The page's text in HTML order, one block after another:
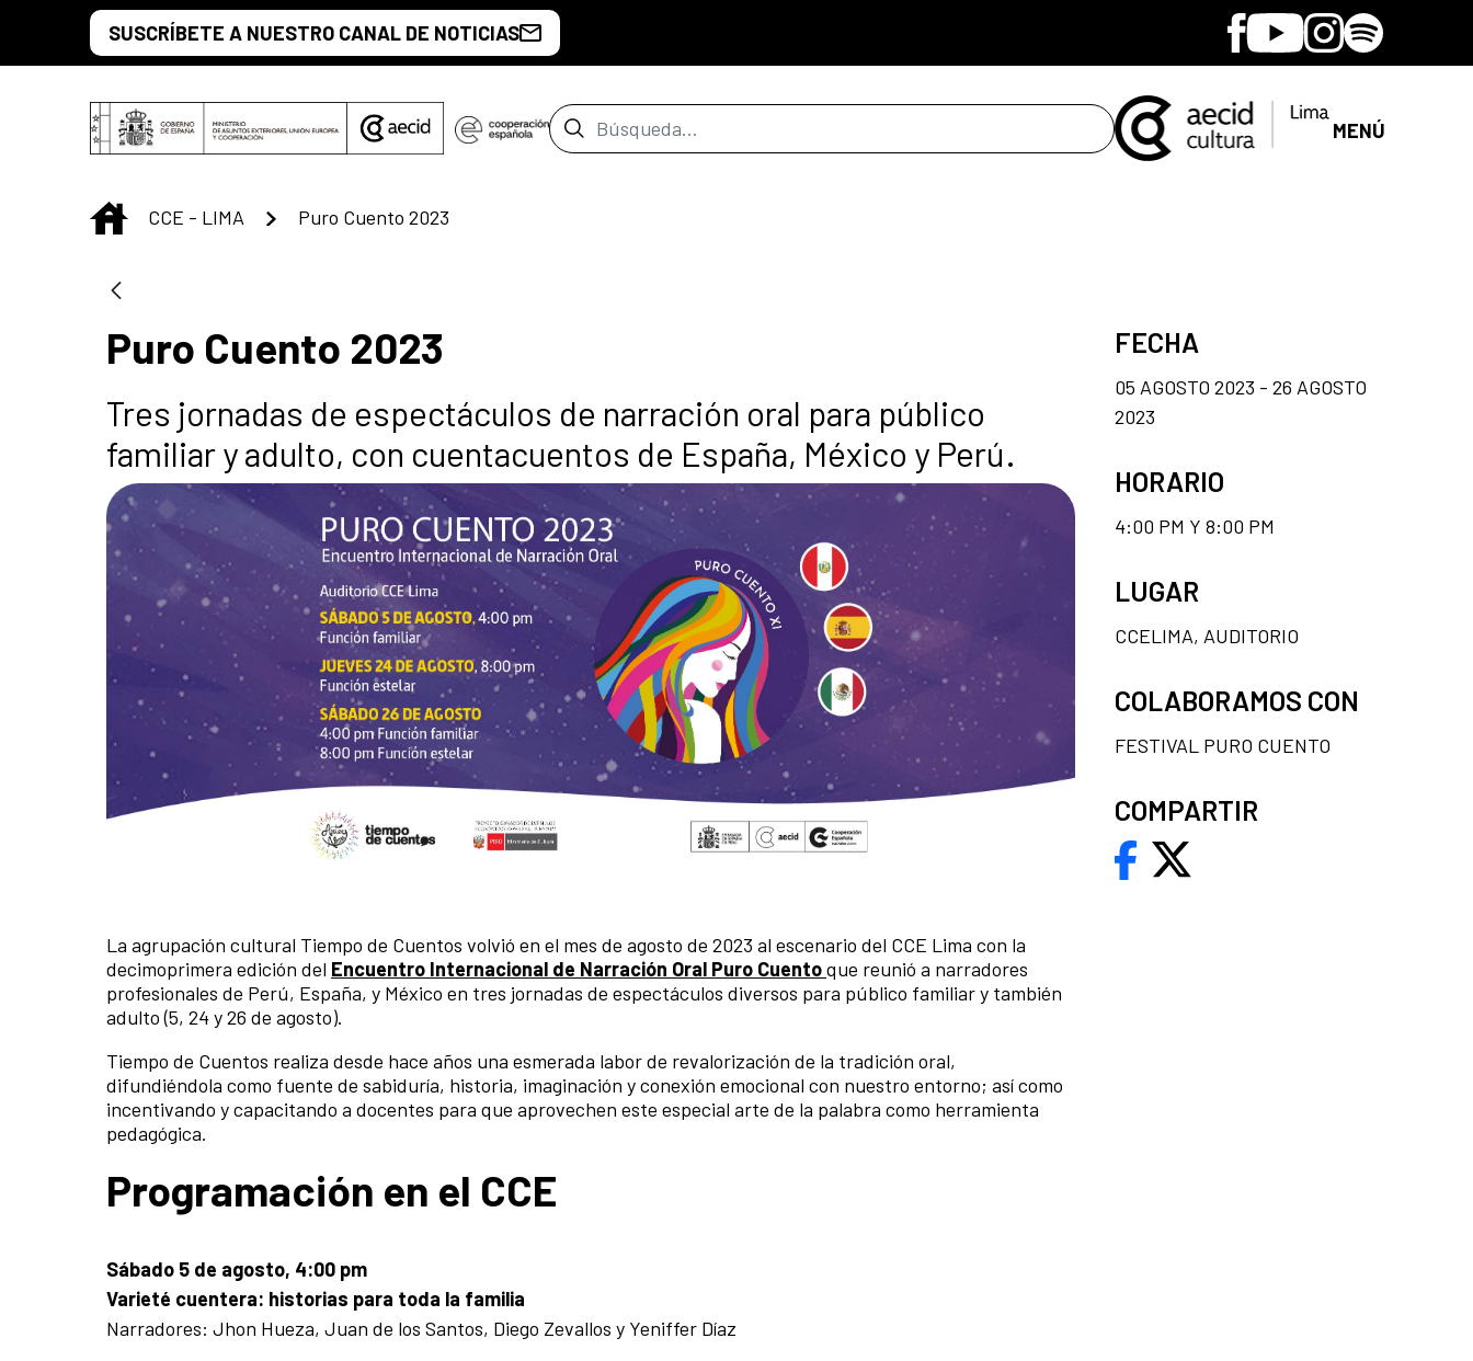
Saltar al contenido principal
SUSCRÍBETE A NUESTRO CANAL DE NOTICIAS Facebook
YoutubeInstagram
Spotify
Barra de búsqueda MENÚ
INICIO
CCE - LIMA Puro Cuento 2023
Puro Cuento 2023
Tres jornadas de espectáculos de narración oral para público
familiar y adulto, con cuentacuentos de España, México y Perú.
La agrupación cultural Tiempo de Cuentos volvió en el mes de agosto de 2023 al escenario del CCE Lima con la
decimoprimera edición del Encuentro Internacional de Narración Oral Puro Cuentoque reunió a narradores
profesionales de Perú, España, y México en tres jornadas de espectáculos diversos para público familiar y también
adulto (5, 24 y 26 de agosto).
Tiempo de Cuentos realiza desde hace años una esmerada labor de revalorización de la tradición oral,
difundiéndola como fuente de sabiduría, historia, imaginación y conexión emocional con nuestro entorno; así como
incentivando y capacitando a docentes para que aprovechen este especial arte de la palabra como herramienta
pedagógica.
Programación en el CCE
Sábado 5 de agosto, 4:00 pm
Varieté cuentera: historias para toda la familia
Narradores: Jhon Hueza, Juan de los Santos, Diego Zevallos y Yeniffer Díaz
FECHA
05 AGOSTO 2023 - 26 AGOSTO
2023
HORARIO
4:00 PM Y 8:00 PM
LUGAR
CCELIMA, AUDITORIO
COLABORAMOS CON
FESTIVAL PURO CUENTO
COMPARTIR